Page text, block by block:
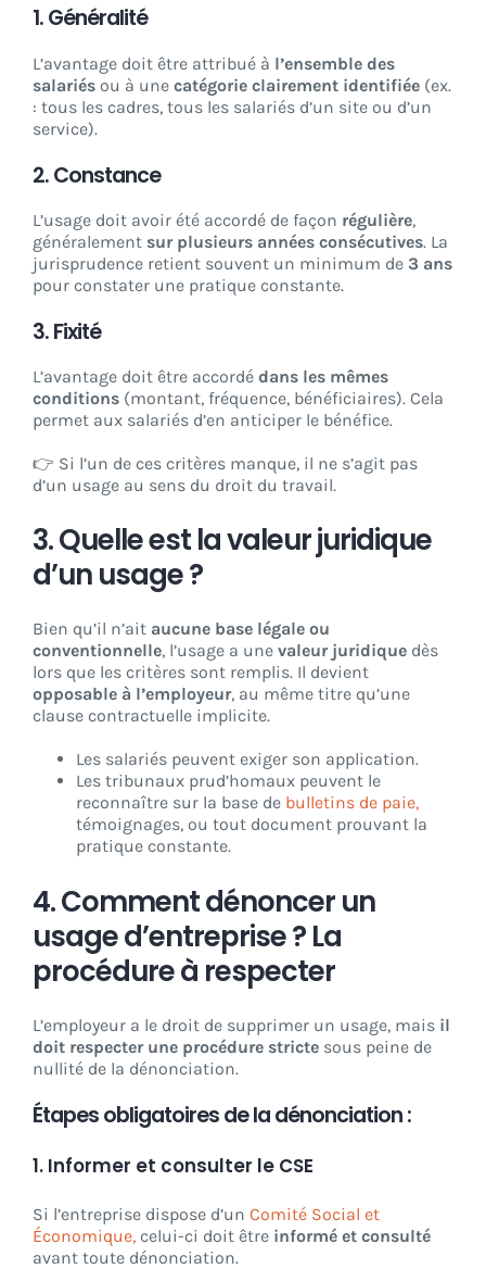
1.Généralité
L’avantage doit être attribué à l’ensemble des
salariés ou à une catégorie clairement identifiée (ex.
: tous les cadres, tous les salariés d’un site ou d’un
service).
2.Constance
L’usage doit avoir été accordé de façon régulière,
généralement sur plusieurs années consécutives. La
jurisprudence retient souvent un minimum de 3 ans
pour constater une pratique constante.
3.Fixité
L’avantage doit être accordé dans les mêmes
conditions (montant, fréquence, bénéficiaires). Cela
permet aux salariés d’en anticiper le bénéfice.
👉 Si l’un de ces critères manque, il ne s’agit pas
d’un usage au sens du droit du travail.
3. Quelle est la valeur juridique
d’un usage ?
Bien qu’il n’ait aucune base légale ou
conventionnelle, l’usage a une valeur juridique dès
lors que les critères sont remplis. Il devient
opposable à l’employeur, au même titre qu’une
clause contractuelle implicite.
Les salariés peuvent exiger son application.
Les tribunaux prud’homaux peuvent le
reconnaître sur la base de bulletins de paie,
témoignages, ou tout document prouvant la
pratique constante.
4. Comment dénoncer un
usage d’entreprise ? La
procédure à respecter
L’employeur a le droit de supprimer un usage, mais il
doit respecter une procédure stricte sous peine de
nullité de la dénonciation.
Étapes obligatoires de la dénonciation :
1. Informer et consulter le CSE
Si l’entreprise dispose d’un Comité Social et
Économique, celui-ci doit être informé et consulté
avant toute dénonciation.